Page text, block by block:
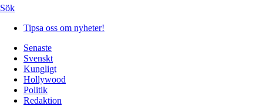
Sök
Tipsa oss om nyheter!
Senaste
Svenskt
Kungligt
Hollywood
Politik
Redaktion